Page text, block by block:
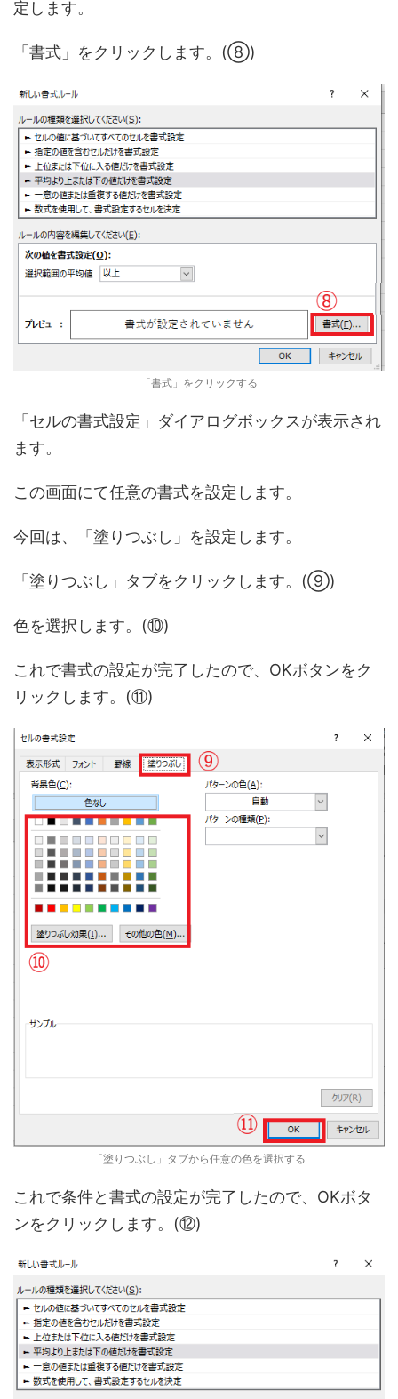
定します。
「書式」をクリックします。(⑧)
「書式」をクリックする
「セルの書式設定」ダイアログボックスが表示され
ます。
この画面にて任意の書式を設定します。
今回は、「塗りつぶし」を設定します。
「塗りつぶし」タブをクリックします。(⑨)
色を選択します。(⑩)
これで書式の設定が完了したので、OKボタンをク
リックします。(⑪)
「塗りつぶし」タブから任意の色を選択する
これで条件と書式の設定が完了したので、OKボタ
ンをクリックします。(⑫)